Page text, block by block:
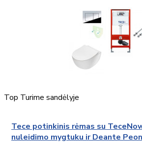
Top Turime sandėlyje
Tece potinkinis rėmas su TeceNow
nuleidimo mygtuku ir Deante Peonia rimless